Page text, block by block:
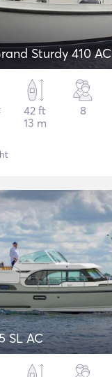
Sturdy 410 AC
42 ft
13 m
8
SL AC